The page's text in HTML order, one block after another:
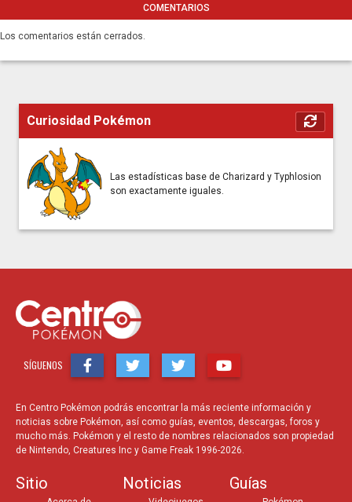
COMENTARIOS
Los comentarios están cerrados.
Curiosidad Pokémon
Las estadísticas base de Charizard y Typhlosion
son exactamente iguales.
SÍGUENOS
En Centro Pokémon podrás encontrar la más reciente información y
noticias sobre Pokémon, así como guías, eventos, descargas, foros y
mucho más. Pokémon y el resto de nombres relacionados son propiedad
de Nintendo, Creatures Inc y Game Freak 1996-2026.
Sitio Noticias Guías